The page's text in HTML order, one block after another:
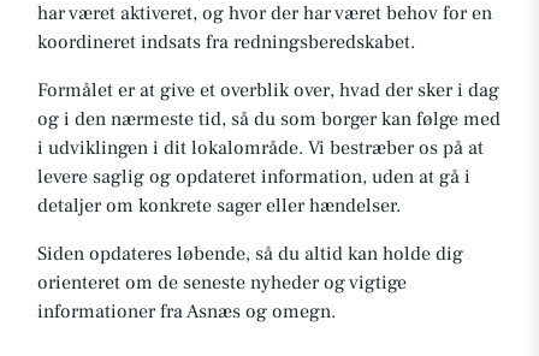
har været aktiveret, og hvor der har været behov for en
koordineret indsats fra redningsberedskabet.
Formålet er at give et overblik over, hvad der sker i dag
og i den nærmeste tid, så du som borger kan følge med
i udviklingen i dit lokalområde. Vi bestræber os på at
levere saglig og opdateret information, uden at gå i
detaljer om konkrete sager eller hændelser.
Siden opdateres løbende, så du altid kan holde dig
orienteret om de seneste nyheder og vigtige
informationer fra Asnæs og omegn.